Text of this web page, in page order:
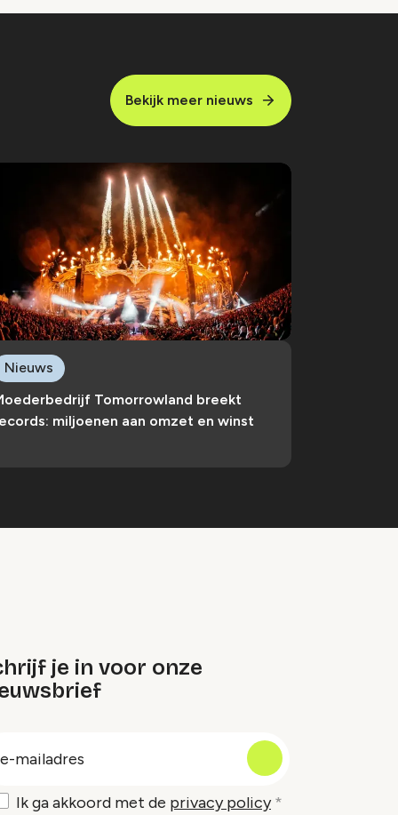
Bekijk meer nieuws
Tomorrowland breekt
miljoenen aan omzet en winst
Nieuws
je in voor onze
Ik ga akkoord met de privacy policy